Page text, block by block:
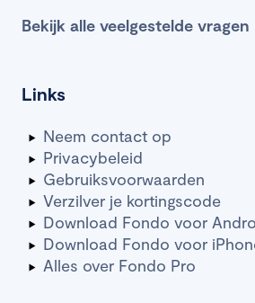
Links
Neem contact op
Privacybeleid
Gebruiksvoorwaarden
Verzilver je kortingscode
Download Fondo voor
Download Fondo voor
Alles over Fondo Pro
Bekijk alle veelgestelde vragen